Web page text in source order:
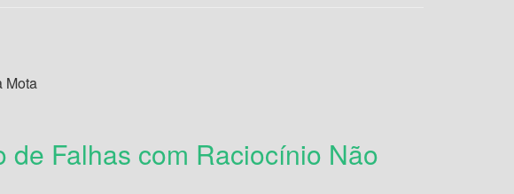
Mota
Falhas com Raciocínio Não